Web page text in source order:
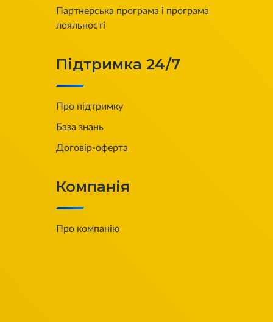
Партнерська програма і програма
лояльності
Підтримка 24/7
Про підтримку
База знань
Договір-оферта
Компанія
Про компанію